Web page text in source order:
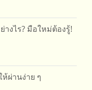
างไร? มือใหม่ต้องรู้!
ผ่านง่าย ๆ